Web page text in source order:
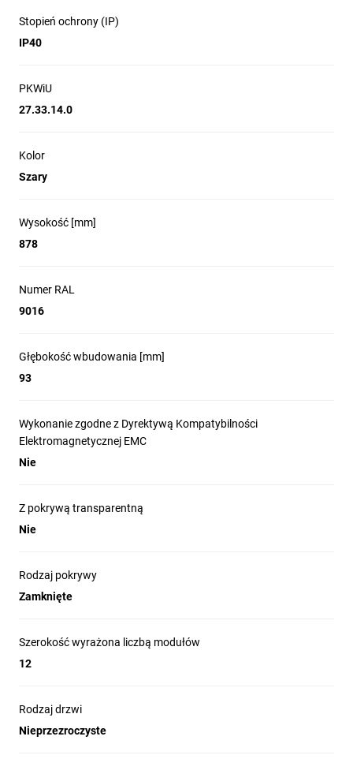
Stopień ochrony (IP)
IP40
PKWiU
27.33.14.0
Kolor
Szary
Wysokość [mm]
878
Numer RAL
9016
Głębokość wbudowania [mm]
93
Wykonanie zgodne z Dyrektywą Kompatybilności
Elektromagnetycznej EMC
Nie
Z pokrywą transparentną
Nie
Rodzaj pokrywy
Zamknięte
Szerokość wyrażona liczbą modułów
12
Rodzaj drzwi
Nieprzezroczyste